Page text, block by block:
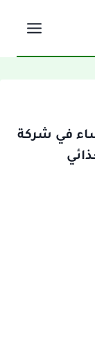
في شركة